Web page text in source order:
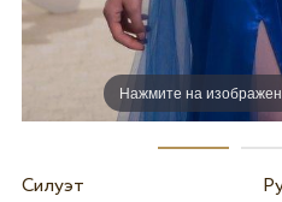
Нажмите на
Силуэт